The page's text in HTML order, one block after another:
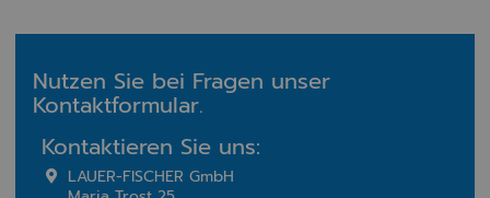
Nutzen Sie bei Fragen unser
Kontaktformular.
Kontaktieren Sie uns:
LAUER-FISCHER GmbH